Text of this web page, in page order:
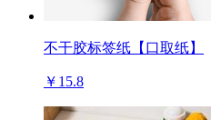
不干胶标签纸【口取纸】
￥15.8